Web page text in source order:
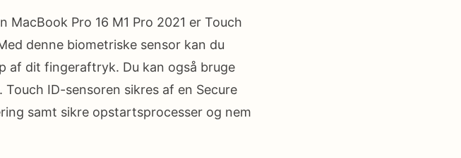
Pro 16 M1 Pro 2021 er Touch
denne biometriske sensor kan du
af dit fingeraftryk. Du kan også bruge
ID-sensoren sikres af en Secure
samt sikre opstartsprocesser og nem